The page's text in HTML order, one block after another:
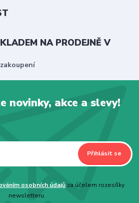
NA PRODEJNĚ V
novinky, akce a slevy!
Přihlásit se
osobních údajů za účelem rozesílky
newsletteru.